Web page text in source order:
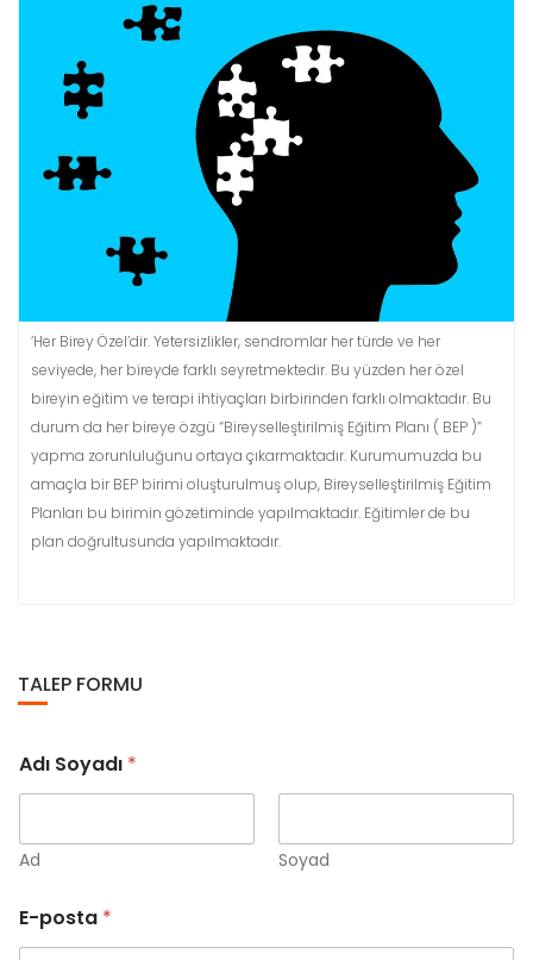
‘Her Birey Özel’dir. Yetersizlikler, sendromlar her türde ve her
seviyede, her bireyde farklı seyretmektedir. Bu yüzden her özel
bireyin eğitim ve terapi ihtiyaçları birbirinden farklı olmaktadır. Bu
durum da her bireye özgü “Bireyselleştirilmiş Eğitim Planı ( BEP )”
yapma zorunluluğunu ortaya çıkarmaktadır. Kurumumuzda bu
amaçla bir BEP birimi oluşturulmuş olup, Bireyselleştirilmiş Eğitim
Planları bu birimin gözetiminde yapılmaktadır. Eğitimler de bu
plan doğrultusunda yapılmaktadır.
TALEP FORMU
Adı Soyadı *
Ad Soyad
-
p
E-posta *